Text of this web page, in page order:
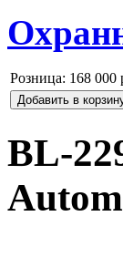
Розница: 168 000
Добавить в
BL-